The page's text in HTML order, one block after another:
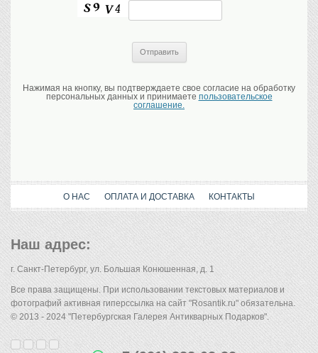
Нажимая на кнопку, вы подтверждаете свое согласие на обработку
персональных данных и принимаете пользовательское
соглашение.
О НАС ОПЛАТА И ДОСТАВКА КОНТАКТЫ
Наш адрес:
г. Санкт-Петербург, ул. Большая Конюшенная, д. 1
Все права защищены. При использовании текстовых материалов и
фотографий активная гиперссылка на сайт "Rosantik.ru" обязательна.
© 2013 - 2024 "Петербургская Галерея Антикварных Подарков".